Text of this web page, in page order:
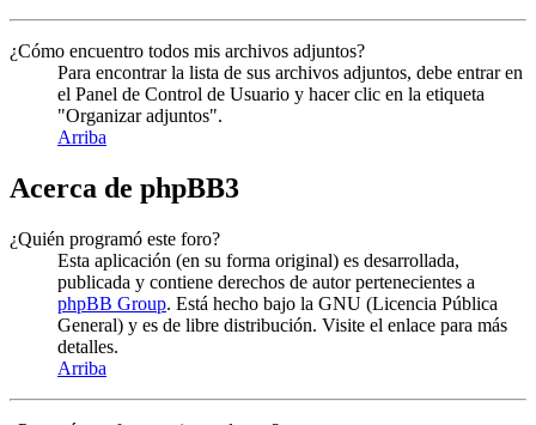
¿Cómo encuentro todos mis archivos adjuntos?
Para encontrar la lista de sus archivos adjuntos, debe entrar en
el Panel de Control de Usuario y hacer clic en la etiqueta
"Organizar adjuntos".
Arriba
Acerca de phpBB3
¿Quién programó este foro?
Esta aplicación (en su forma original) es desarrollada,
publicada y contiene derechos de autor pertenecientes a
phpBB Group. Está hecho bajo la GNU (Licencia Pública
General) y es de libre distribución. Visite el enlace para más
detalles.
Arriba